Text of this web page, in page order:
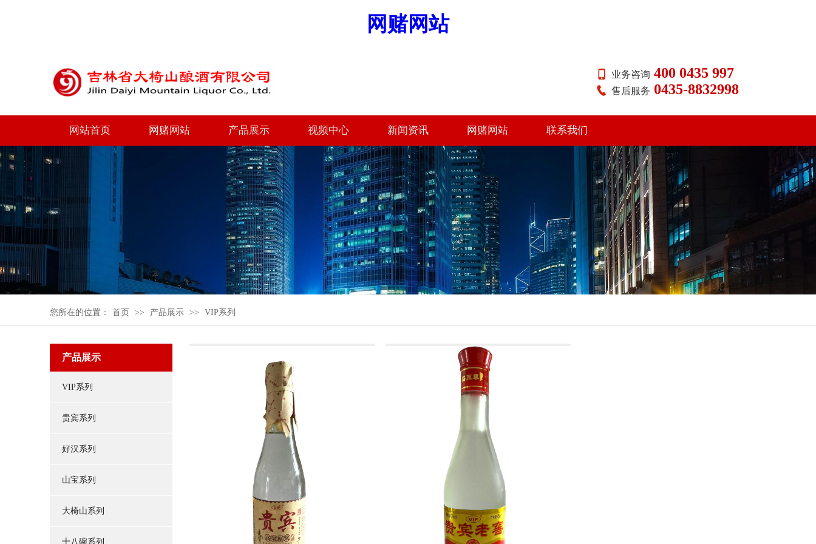
网赌网站
业务咨询 400 0435 997
售后服务 0435-8832998
网站首页 网赌网站 产品展示 视频中心 新闻资讯 网赌网站 联系我们
您所在的位置： 首页 >> 产品展示 >> VIP系列
产品展示
VIP系列
贵宾系列
好汉系列
山宝系列
大椅山系列
十八碗系列